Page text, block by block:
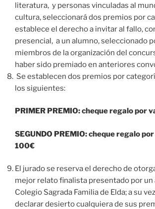
literatura, y personas vinculadas al
cultura, seleccionará dos premios por
establece el derecho a invitar al fallo,
presencial, a un alumno, seleccionado
miembros de la organización del
haber sido premiado en anteriores
Se establecen dos premios por
los siguientes:
PRIMER PREMIO:cheque regalo por
SEGUNDO PREMIO: cheque regalo
100€
El jurado se reserva el derecho de
mejor relato finalista presentado por un
Colegio Sagrada Familia de Elda; a su
declarar desierto cualquiera de sus